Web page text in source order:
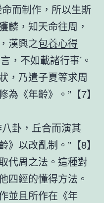
而制作，所以生斯
麟，知天命往周，
漢興之包養心得
，不如載諸行事’。
，乃遣子夏等求周
《年齡》。”【7】
八卦，丘合而演其
以改亂制。”【8】
代周之法。這種對
四經的懂得方法。
並且所作在《年